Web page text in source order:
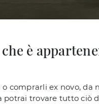
è
comprarli ex novo, da
trovare tutto ciò